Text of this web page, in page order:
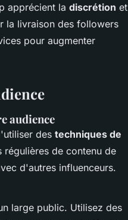
apprécient la discrétion et
la livraison des followers
pour augmenter
audience
des techniques de
de contenu de
d'autres influenceurs.
large public. Utilisez des